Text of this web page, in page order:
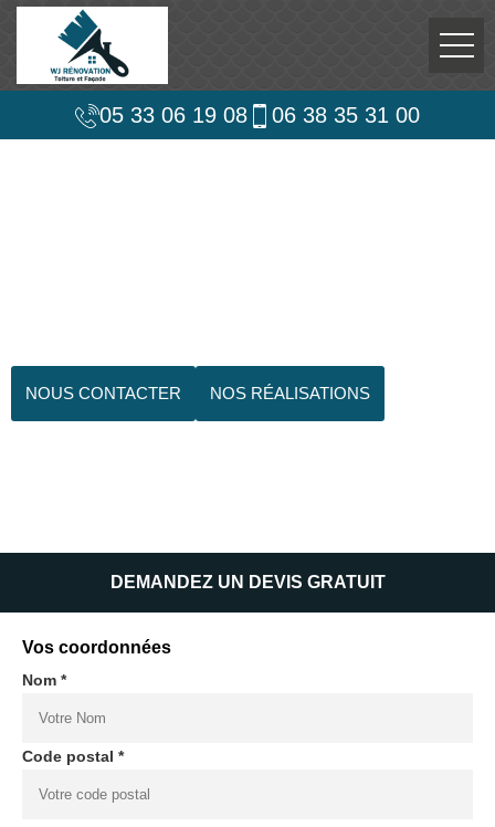
05 33 06 19 08 06 38 35 31 00
NOUS CONTACTER NOS RÉALISATIONS
DEMANDEZ UN DEVIS GRATUIT
Vos coordonnées
Nom *
Code postal *